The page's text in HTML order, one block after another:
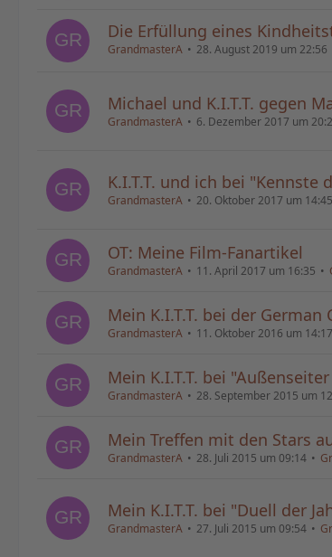
Die Erfüllung eines
GrandmasterA 28. August 2019 um 22:56
Michael und K.I.T.T. gegen
GrandmasterA 6. Dezember 2017 um
K.I.T.T. und ich bei "Kennste
GrandmasterA 20. Oktober 2017 um 14:45
OT: Meine Film-Fanartikel
GrandmasterA 11. April 2017 um 16:35
Mein K.I.T.T. bei der German
GrandmasterA 11. Oktober 2016 um 14:17
Mein K.I.T.T. bei
GrandmasterA 28. September 2015 um
Mein Treffen mit den Stars
GrandmasterA 28. Juli 2015 um 09:14
Mein K.I.T.T. bei "Duell der
GrandmasterA 27. Juli 2015 um 09:54